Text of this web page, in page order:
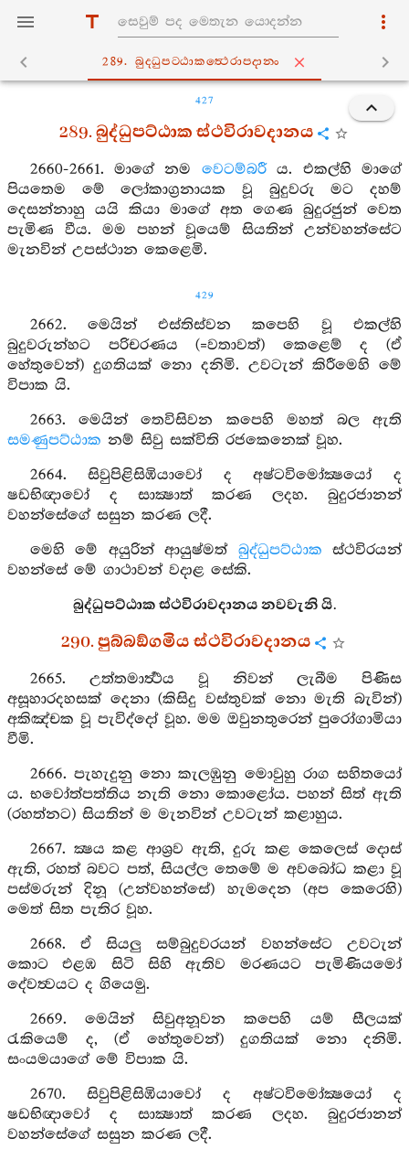
289. බුද‍්ධුපට‍්ඨාකත්‍ථෙරාපදානං
427
289. බුද්ධුපට්ඨාක ස්ථවිරාවදානය
2660-2661. මාගේ නම වෙටම්බරීය. එකල්හි මාගේ
පියතෙම මේ ලෝකාග්‍රනායක වූ බුදුවරු මට දහම්
දෙසන්නාහු යයි කියා මාගේ අත ගෙණ බුදුරජුන් වෙත
පැමිණ වීය. මම පහන් වූයෙම් සියතින් උන්වහන්සේට
මැනවින් උපස්ථාන කෙළෙමි.
429
2662. මෙයින් එස්තිස්වන කපෙහි වූ එකල්හි
බුදුවරුන්හට පරිචරණය (=වතාවත්) කෙළෙම් ද (ඒ
හේතුවෙන්) දුගතියක් නො දනිමි. උවටැන් කිරීමෙහි මේ
විපාක යි.
2663. මෙයින් තෙවිසිවන කපෙහි මහත් බල ඇති
සමණුපට්ඨාක නම් සිවු සක්විති රජකෙනෙක් වූහ.
2664. සිවුපිළිසිඹියාවෝ ද අෂ්ටවිමෝක්‍ෂයෝ ද
ෂඩභිඥාවෝ ද සාක්‍ෂාත් කරණ ලදහ. බුදුරජානන්
වහන්සේගේ සසුන කරණ ලදී.
මෙහි මේ අයුරින් ආයුෂ්මත් බුද්ධුපට්ඨාක ස්ථවිරයන්
වහන්සේ මේ ගාථාවන් වදාළ සේකි.
බුද්ධුපට්ඨාක ස්ථවිරාවදානය නවවැනි යි.
290. පුබ්බඞ්ගමිය ස්ථවිරාවදානය
2665. උත්තමාර්‍ත්‍ථය වූ නිවන් ලැබීම පිණිස
අසූහාරදහසක් දෙනා (කිසිදු වස්තුවක් නො මැති බැවින්)
අකිඤ්චක වූ පැවිද්දෝ වූහ. මම ඔවුනතුරෙන් පුරෝගාමියා
වීමි.
2666. පැහැදුනු නො කැලඹුනු මොවුහු රාග සහිතයෝ
ය. භවෝත්පත්තිය නැති නො කොළෝය. පහන් සිත් ඇති
(රහත්නට) සියතින් ම මැනවින් උවටැන් කළාහුය.
2667. ක්‍ෂය කළ ආශ්‍රව ඇති, දුරු කළ කෙලෙස් දොස්
ඇති, රහත් බවට පත්, සියල්ල තෙමේ ම අවබෝධ කළා වූ
පස්මරුන් දිනූ (උන්වහන්සේ) හැමදෙන (අප කෙරෙහි)
මෙත් සිත පැතිර වූහ.
2668. ඒ සියලු සම්බුදුවරයන් වහන්සේට උවටැන්
කොට එළඹ සිටි සිහි ඇතිව මරණයට පැමිණියමෝ
දේවත්‍වයට ද ගියෙමු.
2669. මෙයින් සිවුඅනූවන කපෙහි යම් සීලයක්
රැකියෙම් ද, (ඒ හේතුවෙන්) දුගතියක් නො දනිමි.
සංයමයාගේ මේ විපාක යි.
2670. සිවුපිළිසිඹියාවෝ ද අෂ්ටවිමෝක්‍ෂයෝ ද
ෂඩභිඥාවෝ ද සාක්‍ෂාත් කරණ ලදහ. බුදුරජානන්
වහන්සේගේ සසුන කරණ ලදී.